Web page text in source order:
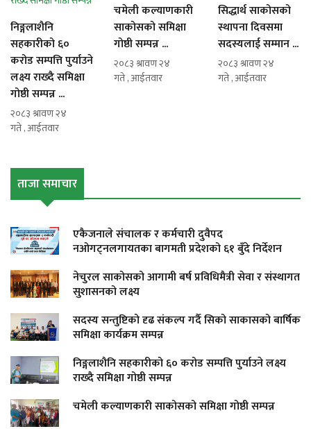
निङ्गलाशैनि
सहकारीको ६०
करोड सम्पत्ति पुर्याउने
लक्ष्य राख्दै समिक्षा
गोष्ठी सम्पन्न ...
२०८३ श्रावण २४
गते , आईतवार
चमेली कल्याणकारी
साकोसको समिक्षा
गोष्ठी सम्पन्न ...
२०८३ श्रावण २४
गते , आईतवार
सिद्धार्थ साकोसको
स्थापना दिवसमा
सदस्यलाई सम्मान ...
२०८३ श्रावण २४
गते , आईतवार
ताजा समाचार
एकैजनाले संचालक र कर्मचारी दुवैपद
नओगट्नलगायतका बागमती प्रदेशको ६१ बुँदे निर्देशन
नेचुरल साकोसको आगामी बर्ष प्रविधिमैत्री सेवा र संस्थागत
सुशासनको लक्ष्य
सदस्य सन्तुष्टिको दृढ संकल्प गर्दै सिको साकासको बार्षिक
समिक्षा कार्यक्रम सम्पन्न
निङ्गलाशैनि सहकारीको ६० करोड सम्पत्ति पुर्याउने लक्ष्य
राख्दै समिक्षा गोष्ठी सम्पन्न
चमेली कल्याणकारी साकोसको समिक्षा गोष्ठी सम्पन्न